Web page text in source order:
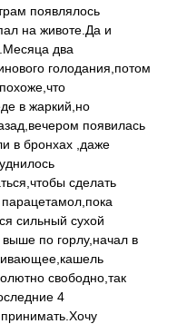
появлялось
на животе.Да и
два
голодания,потом
в жаркий,но
появилась
в бронхах ,даже
сделать
сильный сухой
по горлу,начал в
свободно,так
4